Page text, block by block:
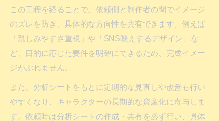
法
キャラクター制作依頼で得られる資産的メ
リット
問い合わせが増えるキャラクターの特徴を
分析
ブランド資産化に向けた分析視点での制作
依頼
キャラクター制作と分析がもたらす４大メリッ
この工程を経ることで、依頼側と制作者の間でイメージ
のズレを防ぎ、具体的な方向性を共有できます。例えば
「親しみやすさ重視」や「SNS映えするデザイン」な
ど、目的に応じた要件を明確にできるため、完成イメー
ジがぶれません。
また、分析シートをもとに定期的な見直しや改善も行い
やすくなり、キャラクターの長期的な資産化に寄与しま
す。依頼時は分析シートの作成・共有を必ず行い、具体